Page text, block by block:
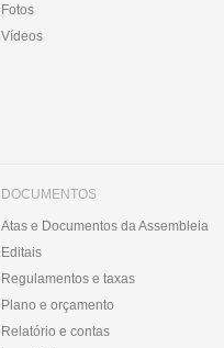
Fotos
Vídeos
DOCUMENTOS
Atas e Documentos da Assembleia
Editais
Regulamentos e taxas
Plano e orçamento
Relatório e contas